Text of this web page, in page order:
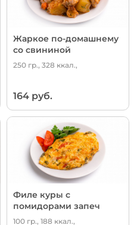
Жаркое по-домашнему
со свининой
250 гр., 328 ккал.,
164 руб.
Филе куры с
помидорами запеч
100 гр., 188 ккал.,